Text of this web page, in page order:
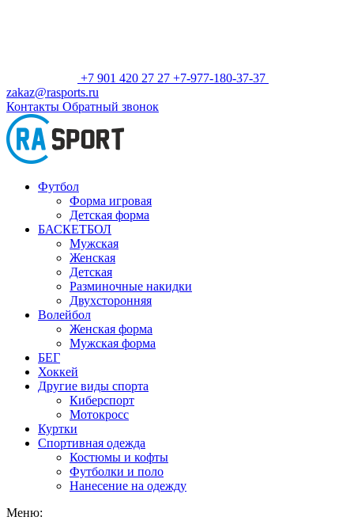
+7 901 420 27 27 +7-977-180-37-37
zakaz@rasports.ru
Контакты Обратный звонок
Футбол
Форма игровая
Детская форма
БАСКЕТБОЛ
Мужская
Женская
Детская
Разминочные накидки
Двухсторонняя
Волейбол
Женская форма
Мужская форма
БЕГ
Хоккей
Другие виды спорта
Киберспорт
Мотокросс
Куртки
Спортивная одежда
Костюмы и кофты
Футболки и поло
Нанесение на одежду
Меню: